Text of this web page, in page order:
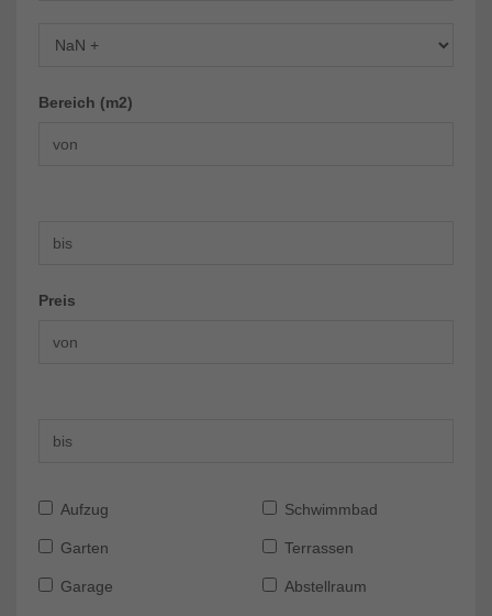
Badezimmer
Bereich (m2)
Preis
Aufzug Schwimmbad
Garten Terrassen
Garage Abstellraum